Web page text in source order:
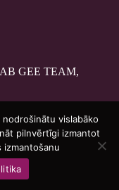
GEE TEAM,
vislabāko
pilnvērtīgi izmantot